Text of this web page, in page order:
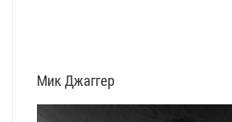
Мик Джаггер